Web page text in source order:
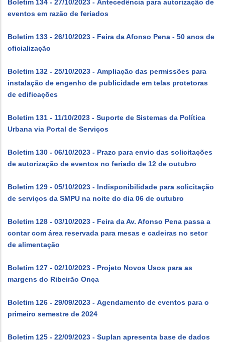
Boletim 134 - 27/10/2023 - Antecedência para autorização de
eventos em razão de feriados
Boletim 133 - 26/10/2023 - Feira da Afonso Pena - 50 anos de
oficialização
Boletim 132 - 25/10/2023 - Ampliação das permissões para
instalação de engenho de publicidade em telas protetoras
de edificações
Boletim 131 - 11/10/2023 - Suporte de Sistemas da Política
Urbana via Portal de Serviços
Boletim 130 - 06/10/2023 - Prazo para envio das solicitações
de autorização de eventos no feriado de 12 de outubro
Boletim 129 - 05/10/2023 - Indisponibilidade para solicitação
de serviços da SMPU na noite do dia 06 de outubro
Boletim 128 - 03/10/2023 - Feira da Av. Afonso Pena passa a
contar com área reservada para mesas e cadeiras no setor
de alimentação
Boletim 127 - 02/10/2023 - Projeto Novos Usos para as
margens do Ribeirão Onça
Boletim 126 - 29/09/2023 - Agendamento de eventos para o
primeiro semestre de 2024
Boletim 125 - 22/09/2023 - Suplan apresenta base de dados